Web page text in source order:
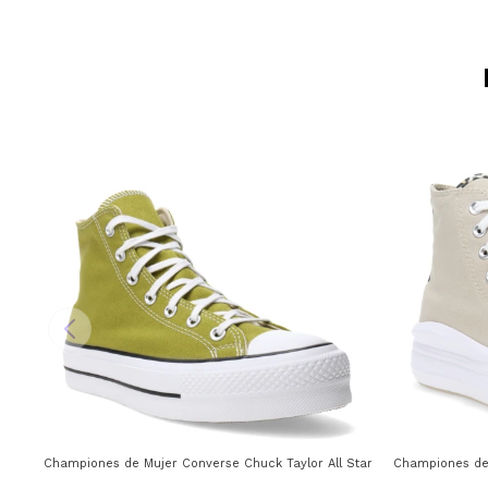
Championes de Mujer Converse Chuck Taylor All Star Lift Converse -
Championes